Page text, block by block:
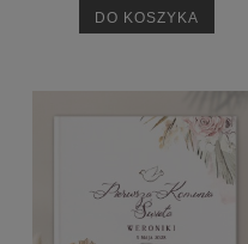
DO KOSZYKA